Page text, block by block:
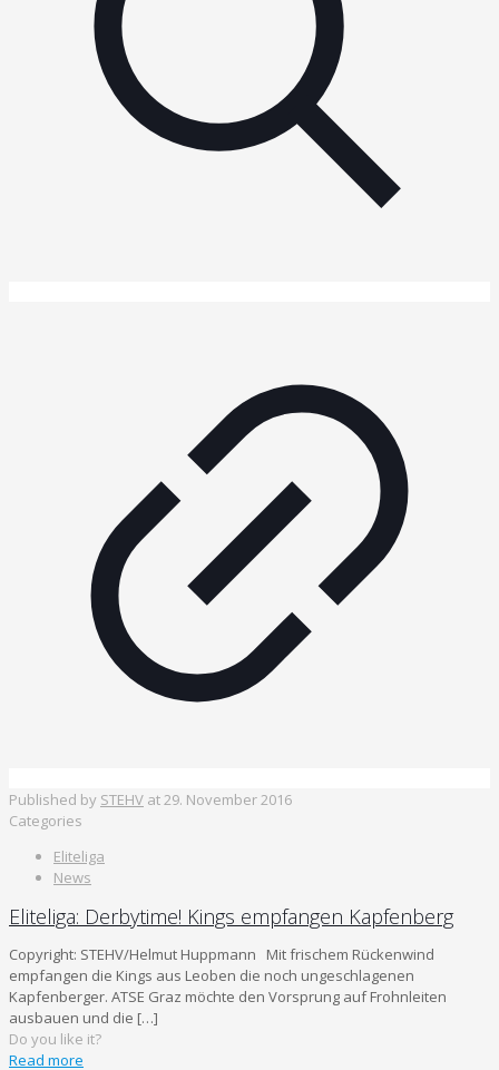
Published by STEHV at29. November 2016
Categories
Eliteliga
News
Eliteliga: Derbytime! Kings empfangen Kapfenberg
Copyright: STEHV/Helmut Huppmann Mit frischem Rückenwind
empfangen die Kings aus Leoben die noch ungeschlagenen
Kapfenberger. ATSE Graz möchte den Vorsprung auf Frohnleiten
ausbauen und die […]
Do you like it?
Read more